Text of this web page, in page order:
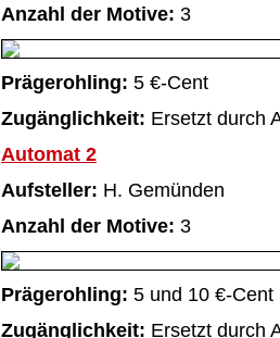
Anzahl der Motive: 3
Prägerohling: 5 €-Cent
Zugänglichkeit: Ersetzt durch
Automat 2
Aufsteller: H. Gemünden
Anzahl der Motive: 3
Prägerohling: 5 und 10 €-Cent
Zugänglichkeit: Ersetzt durch